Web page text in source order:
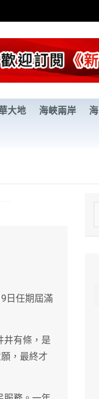
大地 海峽兩岸
日任期屆滿
井有條，是
，最終才
e